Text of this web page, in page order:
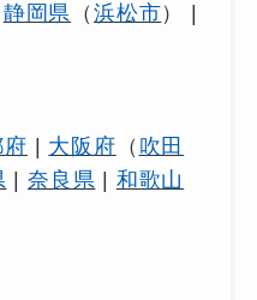
静岡県 （ 浜松市） |
府 大阪府 （ 吹田
奈良県
和歌山